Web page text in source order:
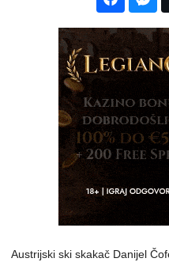
Austrijski ski skakač Danijel